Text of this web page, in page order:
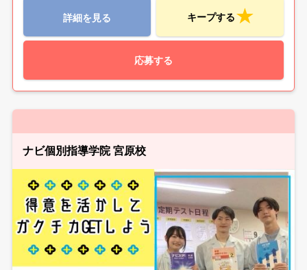
詳細を見る キープする
応募する
ナビ個別指導学院 宮原校